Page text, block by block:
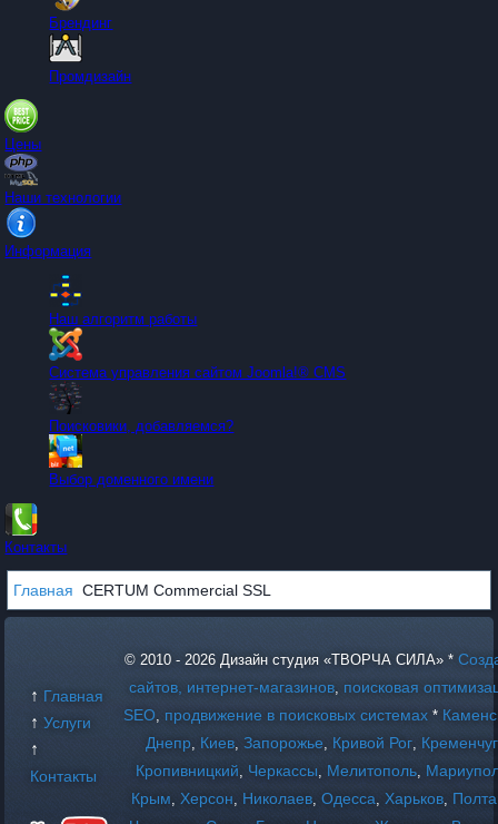
Брендинг
Промдизайн
Цены
Наши технологии
Информация
Наш алгоритм работы
Система управления сайтом Joomla!® CMS
Поисковики, добавляемся?
Выбор доменного имени
Контакты
Главная CERTUM Commercial SSL
↑ Главная
↑Услуги
↑
Контакты
© 2010 - 2026 Дизайн студия «ТВОРЧА СИЛА» *
сайтов, интернет-магазинов, поисковая
SEO, продвижение в поисковых системах*
Днепр, Киев,Запорожье, Кривой Рог, Кременчуг
Кропивницкий, Черкассы, Мелитополь,
Крым, Херсон, Николаев, Одесса, Харьков,